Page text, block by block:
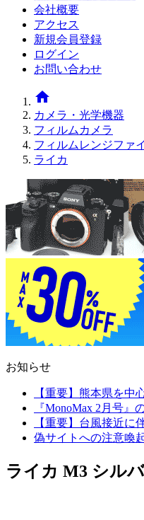
会社概要
アクセス
新規会員登録
ログイン
お問い合わせ
home
カメラ・光学機器
フィルムカメラ
フィルムレンジファ
ライカ
お知らせ
【重要】熊本県を中
『MonoMax 2月号』
【重要】台風接近に
偽サイトへの注意喚
ライカ M3 シル